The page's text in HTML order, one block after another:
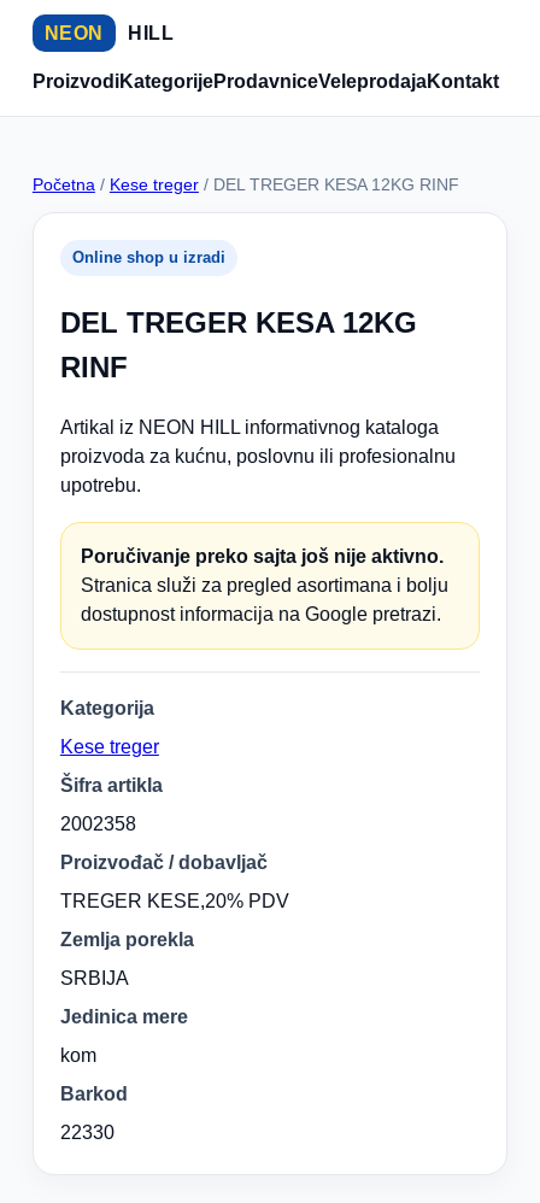
NEON HILL
ProizvodiKategorijeProdavniceVeleprodajaKontakt
Početna / Kese treger/ DEL TREGER KESA 12KG RINF
Online shop u izradi
DEL TREGER KESA 12KG
RINF
Artikal iz NEON HILL informativnog kataloga
proizvoda za kućnu, poslovnu ili profesionalnu
upotrebu.
Poručivanje preko sajta još nije aktivno.
Stranica služi za pregled asortimana i bolju
dostupnost informacija na Google pretrazi.
Kategorija
Kese treger
Šifra artikla
2002358
Proizvođač / dobavljač
TREGER KESE,20% PDV
Zemlja porekla
SRBIJA
Jedinica mere
kom
Barkod
22330